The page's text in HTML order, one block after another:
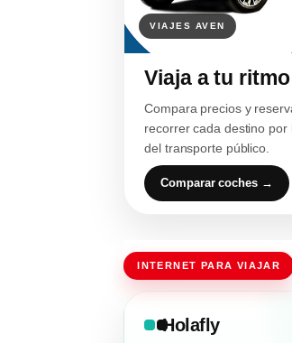
Viaja a tu ritmo
Compara precios y
recorrer cada destino por
del transporte público.
Comparar coches →
INTERNET PARA VIAJAR
Holafly